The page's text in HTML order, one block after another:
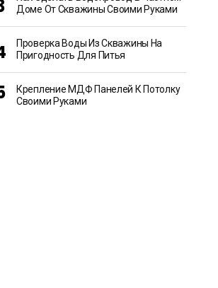
Доме От Скважины Своими Руками
Проверка Воды Из Скважины На
Пригодность Для Питья
Крепление МДФ Панелей К Потолку
Своими Руками